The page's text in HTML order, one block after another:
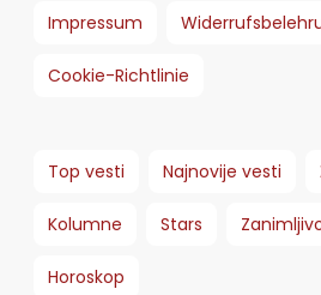
Impressum
Cookie-Richtlinie
Top vesti Najnovije vesti
Kolumne Stars
Horoskop